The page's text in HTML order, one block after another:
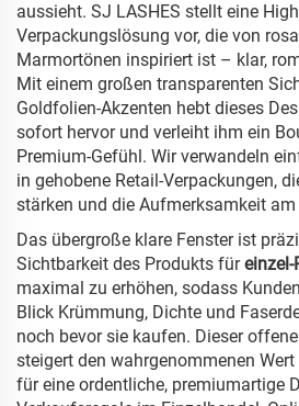
aussieht. SJ LASHES stellt eine
Verpackungslösung vor, die von
Marmortönen inspiriert ist – klar,
Mit einem großen transparenten
Goldfolien-Akzenten hebt dieses
sofort hervor und verleiht ihm ein
Premium-Gefühl. Wir verwandeln
in gehobene Retail-Verpackungen,
stärken und die Aufmerksamkeit
Das übergroße klare Fenster ist
Sichtbarkeit des Produkts füreinzel-
maximal zu erhöhen, sodass
Blick Krümmung, Dichte und
noch bevor sie kaufen. Dieser
steigert den wahrgenommenen
für eine ordentliche, premiumartige